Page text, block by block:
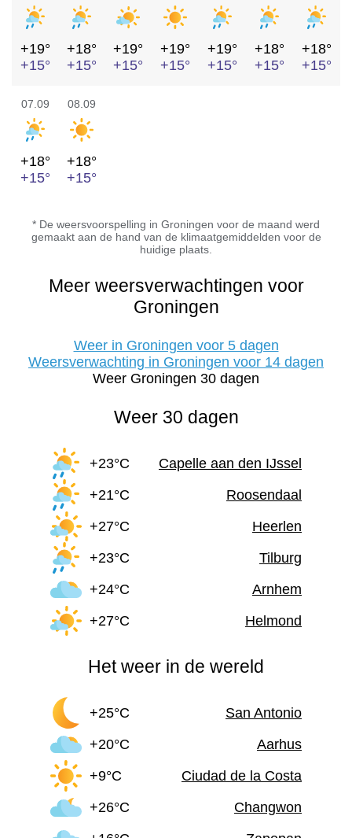
+19°
+15°
+18°
+15°
+19°
+15°
+19°
+15°
+19°
+15°
+18°
+15°
+18°
+15°
07.09
+18°
+15°
08.09
+18°
+15°
* De weersvoorspelling in Groningen voor de maand werd
gemaakt aan de hand van de klimaatgemiddelden voor de
huidige plaats.
Meer weersverwachtingen voor
Groningen
Weer in Groningen voor 5 dagen
Weersverwachting in Groningen voor 14 dagen
Weer Groningen 30 dagen
Weer 30 dagen
+23°C
Capelle aan den IJssel
+21°C
Roosendaal
+27°C
Heerlen
+23°C
Tilburg
+24°C
Arnhem
+27°C
Helmond
Het weer in de wereld
+25°C
San Antonio
+20°C
Aarhus
+9°C
Ciudad de la Costa
+26°C
Changwon